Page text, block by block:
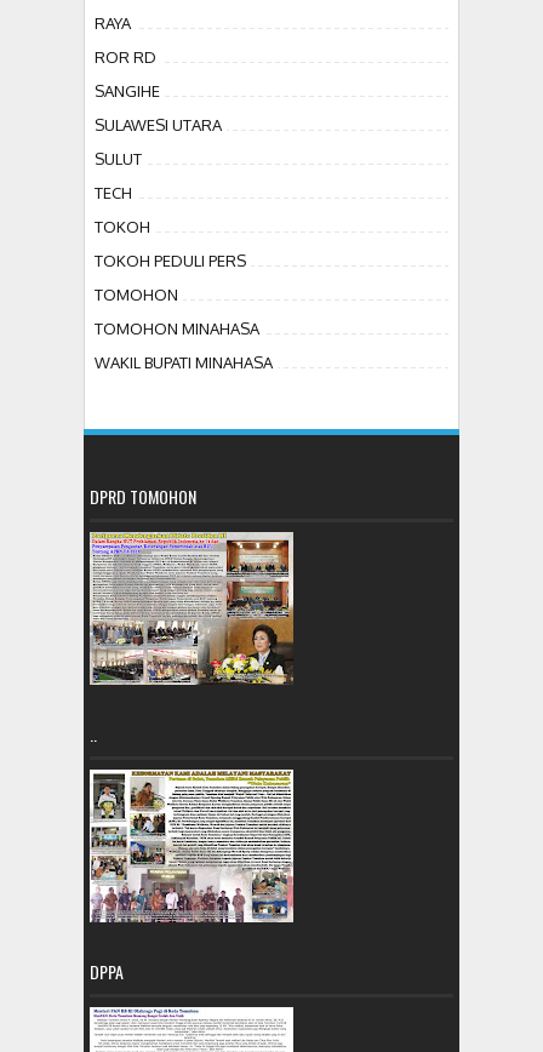
RAYA
ROR RD
SANGIHE
SULAWESI UTARA
SULUT
TECH
TOKOH
TOKOH PEDULI PERS
TOMOHON
TOMOHON MINAHASA
WAKIL BUPATI MINAHASA
DPRD TOMOHON
DPPA